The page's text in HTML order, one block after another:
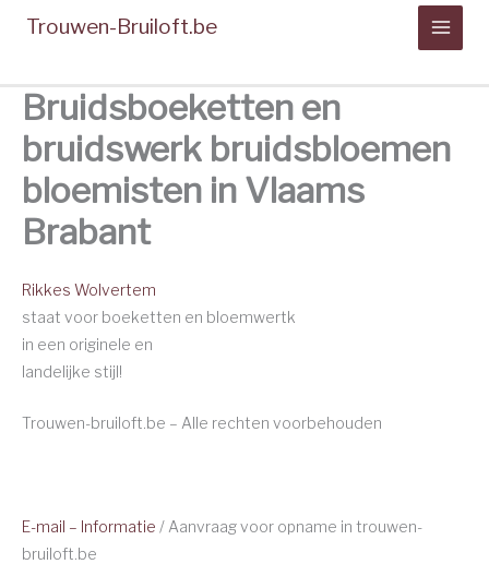
inhoud
Trouwen-Bruiloft.be
Bruidsboeketten en
bruidswerk bruidsbloemen
bloemisten in Vlaams
Brabant
Rikkes Wolvertem
staat voor boeketten en bloemwertk
in een originele en
landelijke stijl!
Trouwen-bruiloft.be – Alle rechten voorbehouden
E-mail – Informatie / Aanvraag voor opname in trouwen-
bruiloft.be